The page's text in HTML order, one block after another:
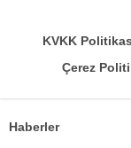
KVKK
Çerez
Haberler